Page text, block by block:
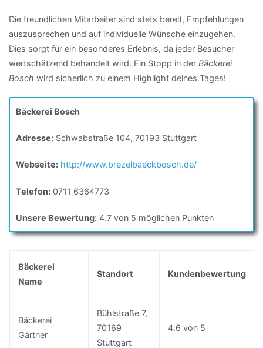
Die freundlichen Mitarbeiter sind stets bereit, Empfehlungen
auszusprechen und auf individuelle Wünsche einzugehen.
Dies sorgt für ein besonderes Erlebnis, da jeder Besucher
wertschätzend behandelt wird. Ein Stopp in der Bäckerei
Bosch wird sicherlich zu einem Highlight deines Tages!
Bäckerei Bosch
Adresse: Schwabstraße 104, 70193 Stuttgart
Webseite: http://www.brezelbaeckbosch.de/
Telefon: 0711 6364773
Unsere Bewertung: 4.7 von 5 möglichen Punkten
Bäckerei
Name
Standort Kundenbewertung
Bäckerei
Gärtner
Bühlstraße 7,
70169
Stuttgart
4.6 von 5